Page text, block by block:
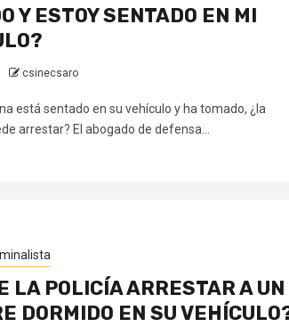
Y ESTOY SENTADO EN MI
csinecsaro
está sentado en su vehículo y ha tomado, ¿la
arrestar? El abogado de defensa...
LA POLICÍA ARRESTAR A UN
DORMIDO EN SU